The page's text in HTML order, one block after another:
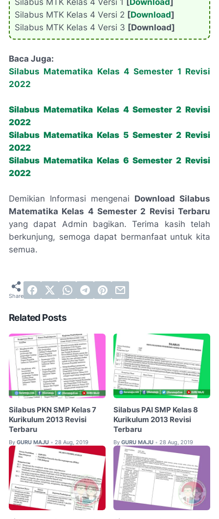
Silabus MTK Kelas 4 Versi 1 [Download]
Silabus MTK Kelas 4 Versi 2 [Download]
Silabus MTK Kelas 4 Versi 3 [Download]
Baca Juga:
Silabus Matematika Kelas 4 Semester 1 Revisi
2022
Silabus Matematika Kelas 4 Semester 2 Revisi
2022
Silabus Matematika Kelas 5 Semester 2 Revisi
2022
Silabus Matematika Kelas 6 Semester 2 Revisi
2022
Demikian Informasi mengenai Download Silabus
Matematika Kelas 4 Semester 2 Revisi Terbaru
yang dapat Admin bagikan. Terima kasih telah
berkunjung, semoga dapat bermanfaat untuk kita
semua.
Related Posts
Silabus PKN SMP Kelas 7
Kurikulum 2013 Revisi
Terbaru
By GURU MAJU • 28 Aug, 2019
Silabus PAI SMP Kelas 8
Kurikulum 2013 Revisi
Terbaru
By GURU MAJU • 28 Aug, 2019